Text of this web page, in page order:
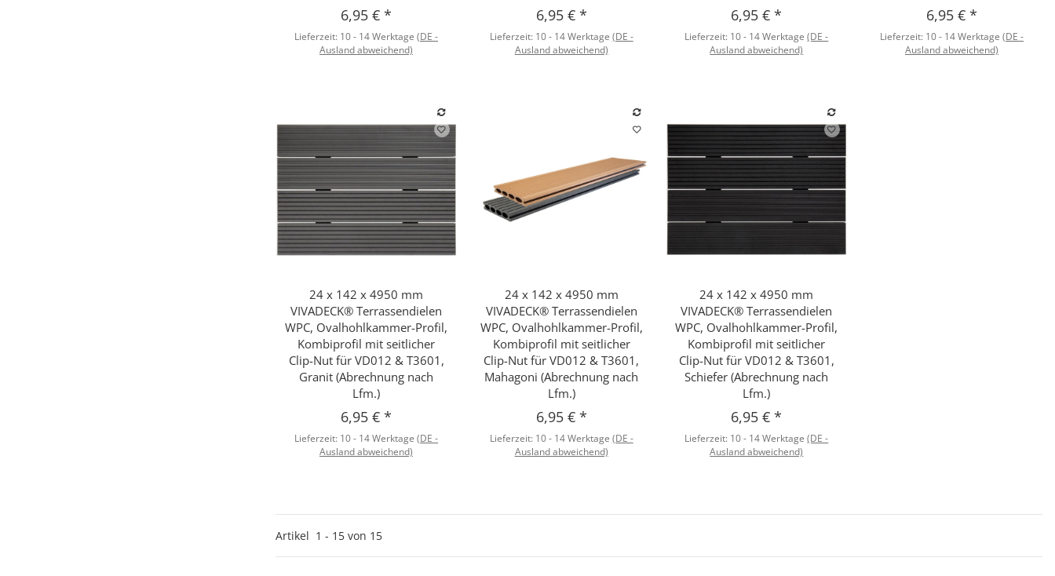
6,95 €*
Lieferzeit: 10 - 14 Werktage(DE -
Ausland abweichend)
6,95 € *
Lieferzeit: 10 - 14 Werktage (DE -
Ausland abweichend)
6,95 €*
Lieferzeit: 10 - 14 Werktage(DE -
Ausland abweichend)
6,95 € *
Lieferzeit: 10 - 14 Werktage (DE -
Ausland abweichend)
Schnellkauf
24 x 142 x 4950 mm
VIVADECK® Terrassendielen
WPC, Ovalhohlkammer-Profil,
Kombiprofil mit seitlicher
Clip-Nut für VD012 & T3601,
Granit (Abrechnung nach
Lfm.)
6,95 €*
Lieferzeit: 10 - 14 Werktage(DE -
Ausland abweichend)
Schnellkauf
24 x 142 x 4950 mm
VIVADECK® Terrassendielen
WPC, Ovalhohlkammer-Profil,
Kombiprofil mit seitlicher
Clip-Nut für VD012 & T3601,
Mahagoni (Abrechnung nach
Lfm.)
6,95 € *
Lieferzeit: 10 - 14 Werktage (DE -
Ausland abweichend)
Schnellkauf
24 x 142 x 4950 mm
VIVADECK® Terrassendielen
WPC, Ovalhohlkammer-Profil,
Kombiprofil mit seitlicher
Clip-Nut für VD012 & T3601,
Schiefer (Abrechnung nach
Lfm.)
6,95 €*
Lieferzeit: 10 - 14 Werktage(DE -
Ausland abweichend)
Artikel 1 - 15 von 15